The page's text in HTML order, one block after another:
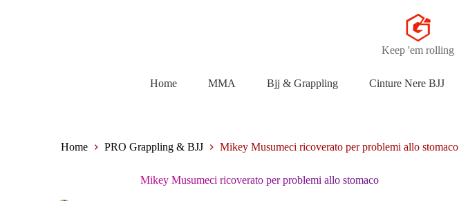
Keep 'em rolling
Home MMA Bjj & Grappling Cinture Nere BJJ
Home PRO Grappling & BJJ Mikey Musumeci ricoverato per problemi allo stomaco
Mikey Musumeci ricoverato per problemi allo stomaco